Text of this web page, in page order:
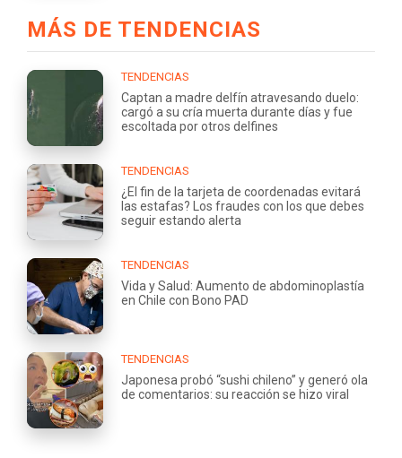
MÁS DE TENDENCIAS
TENDENCIAS
Captan a madre delfín atravesando duelo:
cargó a su cría muerta durante días y fue
escoltada por otros delfines
TENDENCIAS
¿El fin de la tarjeta de coordenadas evitará
las estafas? Los fraudes con los que debes
seguir estando alerta
TENDENCIAS
Vida y Salud: Aumento de abdominoplastía
en Chile con Bono PAD
TENDENCIAS
Japonesa probó “sushi chileno” y generó ola
de comentarios: su reacción se hizo viral